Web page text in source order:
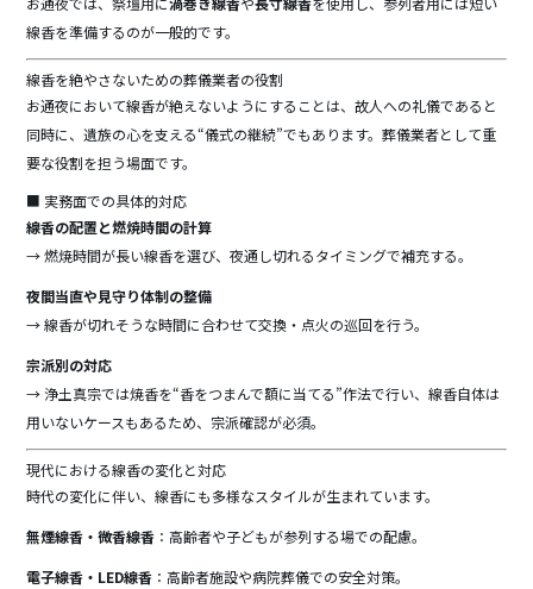
線香を準備するのが一般的です。
線香を絶やさないための葬儀業者の役割
お通夜において線香が絶えないようにすることは、故人への礼儀であると
同時に、遺族の心を支える“儀式の継続”でもあります。葬儀業者として重
要な役割を担う場面です。
■ 実務面での具体的対応
線香の配置と燃焼時間の計算
→ 燃焼時間が長い線香を選び、夜通し切れるタイミングで補充する。
夜間当直や見守り体制の整備
→ 線香が切れそうな時間に合わせて交換・点火の巡回を行う。
宗派別の対応
→ 浄土真宗では焼香を“香をつまんで額に当てる”作法で行い、線香自体は
用いないケースもあるため、宗派確認が必須。
現代における線香の変化と対応
時代の変化に伴い、線香にも多様なスタイルが生まれています。
無煙線香・微香線香 ：高齢者や子どもが参列する場での配慮。
電子線香・LED線香 ：高齢者施設や病院葬儀での安全対策。